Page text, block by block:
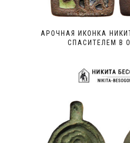
АРОЧНАЯ ИКОНКА
СПАСИТЕЛЕМ В